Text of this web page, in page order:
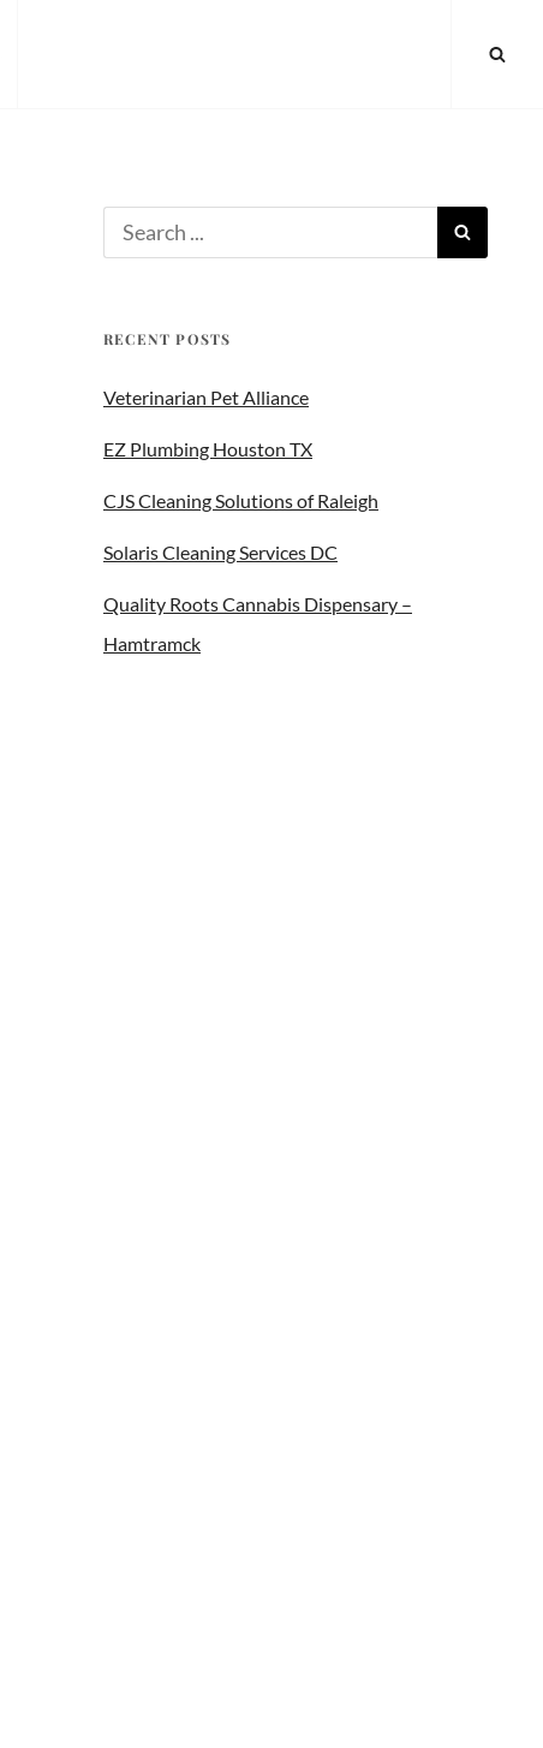
RECENT POSTS
Veterinarian Pet Alliance
EZ Plumbing Houston TX
CJS Cleaning Solutions of Raleigh
Solaris Cleaning Services DC
Quality Roots Cannabis Dispensary –
Hamtramck